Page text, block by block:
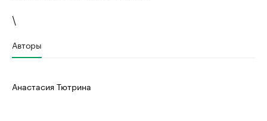
\
Авторы
Анастасия Тютрина